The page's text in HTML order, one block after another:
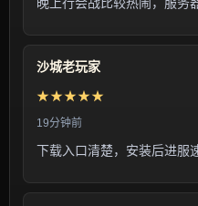
沙城老玩家
★★★★★
19分钟前
下载入口清楚，安装后进服